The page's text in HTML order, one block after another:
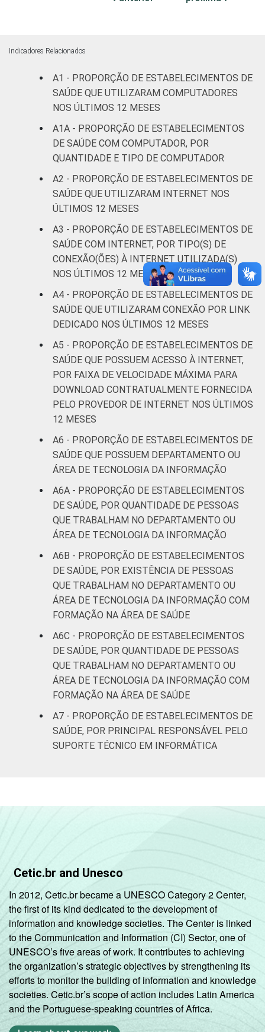
Diagnose
e Terapia
Interior
Essa tabela foi corrigida em maio de 2015.
Para mais informações, acesse
https://cetic.br/noticia/cetic-br-informa-
correcao-dos-resultados-da-pesquisa-tic-
saude-2013/
1Base: 1513 estabelecimentos de saúde que
declararam ter utilizado Internet nos últimos
12 meses em relação ao momento da
entrevista. Estimativa: 68.365
estabelecimentos. Respostas estimuladas.
Dados coletados entre fevereiro de 2013 e
Fonte: NIC.br - fev 2013 / jun 2013
Indicadores Relacionados
A1 - PROPORÇÃO DE ESTABELECIMENTOS DE
SAÚDE QUE UTILIZARAM COMPUTADORES
NOS ÚLTIMOS 12 MESES
A1A - PROPORÇÃO DE ESTABELECIMENTOS
DE SAÚDE COM COMPUTADOR, POR
QUANTIDADE E TIPO DE COMPUTADOR
A2 - PROPORÇÃO DE ESTABELECIMENTOS DE
SAÚDE QUE UTILIZARAM INTERNET NOS
ÚLTIMOS 12 MESES
A3 - PROPORÇÃO DE ESTABELECIMENTOS DE
SAÚDE COM INTERNET, POR TIPO(S) DE
CONEXÃO(ÕES) À INTERNET UTILIZADA(S)
NOS ÚLTIMOS 12 MESES
A4 - PROPORÇÃO DE ESTABELECIMENTOS DE
SAÚDE QUE UTILIZARAM CONEXÃO POR LINK
DEDICADO NOS ÚLTIMOS 12 MESES
A5 - PROPORÇÃO DE ESTABELECIMENTOS DE
SAÚDE QUE POSSUEM ACESSO À INTERNET,
POR FAIXA DE VELOCIDADE MÁXIMA PARA
DOWNLOAD CONTRATUALMENTE FORNECIDA
PELO PROVEDOR DE INTERNET NOS ÚLTIMOS
12 MESES
A6 - PROPORÇÃO DE ESTABELECIMENTOS DE
SAÚDE QUE POSSUEM DEPARTAMENTO OU
ÁREA DE TECNOLOGIA DA INFORMAÇÃO
A6A - PROPORÇÃO DE ESTABELECIMENTOS
DE SAÚDE, POR QUANTIDADE DE PESSOAS
QUE TRABALHAM NO DEPARTAMENTO OU
ÁREA DE TECNOLOGIA DA INFORMAÇÃO
A6B - PROPORÇÃO DE ESTABELECIMENTOS
DE SAÚDE, POR EXISTÊNCIA DE PESSOAS
QUE TRABALHAM NO DEPARTAMENTO OU
ÁREA DE TECNOLOGIA DA INFORMAÇÃO COM
FORMAÇÃO NA ÁREA DE SAÚDE
A6C - PROPORÇÃO DE ESTABELECIMENTOS
DE SAÚDE, POR QUANTIDADE DE PESSOAS
QUE TRABALHAM NO DEPARTAMENTO OU
ÁREA DE TECNOLOGIA DA INFORMAÇÃO COM
FORMAÇÃO NA ÁREA DE SAÚDE
A7 - PROPORÇÃO DE ESTABELECIMENTOS DE
SAÚDE, POR PRINCIPAL RESPONSÁVEL PELO
SUPORTE TÉCNICO EM INFORMÁTICA
Cetic.br and Unesco
In 2012, Cetic.br became a UNESCO Category 2 Center,
the first of its kind dedicated to the development of
information and knowledge societies. The Center is linked
to the Communication and Information (CI) Sector, one of
UNESCO’s five areas of work. It contributes to achieving
the organization’s strategic objectives by strengthening its
efforts to monitor the building of information and knowledge
societies. Cetic.br’s scope of action includes Latin America
and the Portuguese-speaking countries of Africa.